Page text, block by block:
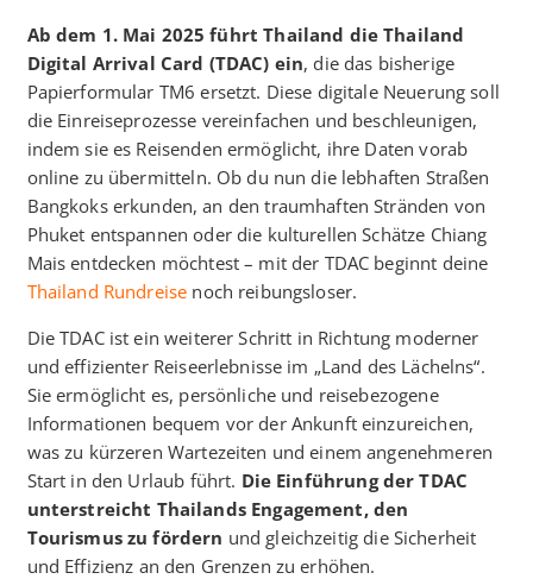
Ab dem 1. Mai 2025 führt Thailand die Thailand
Digital Arrival Card (TDAC) ein, die das bisherige
Papierformular TM6 ersetzt. Diese digitale Neuerung soll
die Einreiseprozesse vereinfachen und beschleunigen,
indem sie es Reisenden ermöglicht, ihre Daten vorab
online zu übermitteln. Ob du nun die lebhaften Straßen
Bangkoks erkunden, an den traumhaften Stränden von
Phuket entspannen oder die kulturellen Schätze Chiang
Mais entdecken möchtest – mit der TDAC beginnt deine
Thailand Rundreise noch reibungsloser.​
Die TDAC ist ein weiterer Schritt in Richtung moderner
und effizienter Reiseerlebnisse im „Land des Lächelns“.
Sie ermöglicht es, persönliche und reisebezogene
Informationen bequem vor der Ankunft einzureichen,
was zu kürzeren Wartezeiten und einem angenehmeren
Start in den Urlaub führt. Die Einführung der TDAC
unterstreicht Thailands Engagement, den
Tourismus zu fördern und gleichzeitig die Sicherheit
und Effizienz an den Grenzen zu erhöhen.